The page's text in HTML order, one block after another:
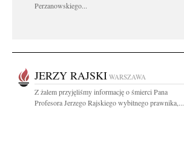
Perzanowskiego...
JERZY RAJSKI WARSZAWA
Z żalem przyjęliśmy informację o śmierci Pana
Profesora Jerzego Rajskiego wybitnego prawnika,...